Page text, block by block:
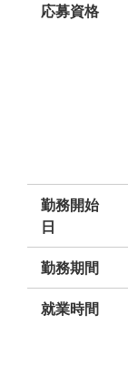
応募資格
勤務開始
日
勤務期間
就業時間